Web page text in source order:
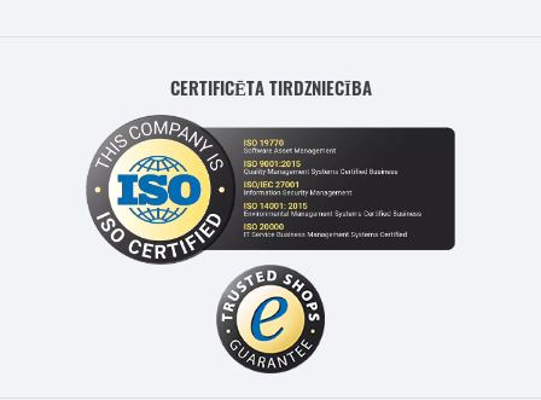
CERTIFICĒTA TIRDZNIECĪBA